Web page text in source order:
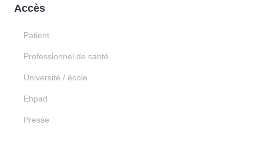
Accès
Patient
Professionnel de santé
Université / école
Ehpad
Presse